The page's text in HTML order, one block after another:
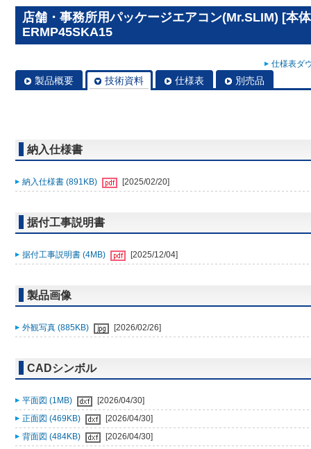
店舗・事務所用パッケージエアコン(Mr.SLIM) [本
ERMP45SKA15
仕様表ダ
製品概要 技術資料 仕様表 別売品
納入仕様書
納入仕様書 (891KB) [2025/02/20]
据付工事説明書
据付工事説明書 (4MB) [2025/12/04]
製品画像
外観写真 (885KB) [2026/02/26]
CADシンボル
平面図 (1MB)
[2026/04/30]
正面図 (469KB)
[2026/04/30]
背面図 (484KB)
[2026/04/30]